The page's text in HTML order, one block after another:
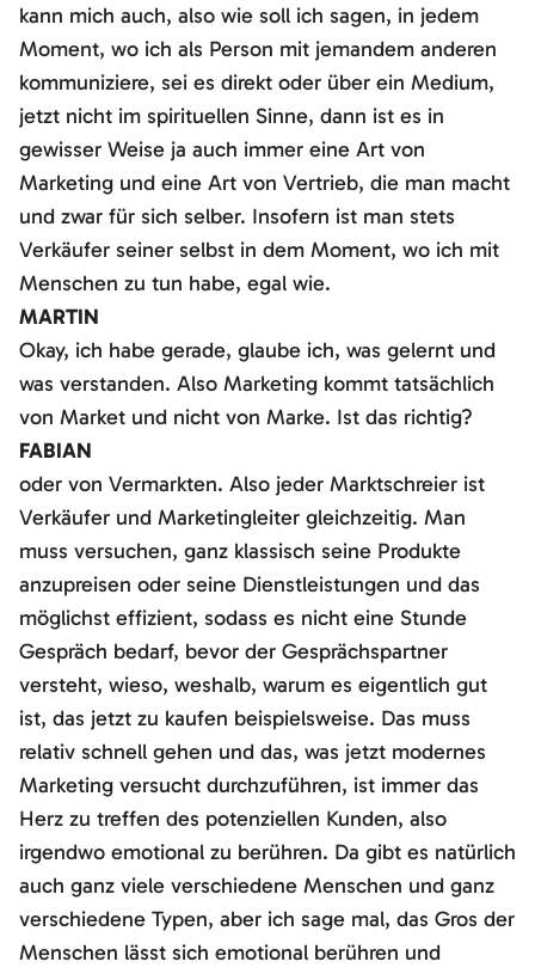
kann mich auch, also wie soll ich sagen, in jedem
Moment, wo ich als Person mit jemandem anderen
kommuniziere, sei es direkt oder über ein Medium,
jetzt nicht im spirituellen Sinne, dann ist es in
gewisser Weise ja auch immer eine Art von
Marketing und eine Art von Vertrieb, die man macht
und zwar für sich selber. Insofern ist man stets
Verkäufer seiner selbst in dem Moment, wo ich mit
Menschen zu tun habe, egal wie.
MARTIN
Okay, ich habe gerade, glaube ich, was gelernt und
was verstanden. Also Marketing kommt tatsächlich
von Market und nicht von Marke. Ist das richtig?
FABIAN
oder von Vermarkten. Also jeder Marktschreier ist
Verkäufer und Marketingleiter gleichzeitig. Man
muss versuchen, ganz klassisch seine Produkte
anzupreisen oder seine Dienstleistungen und das
möglichst effizient, sodass es nicht eine Stunde
Gespräch bedarf, bevor der Gesprächspartner
versteht, wieso, weshalb, warum es eigentlich gut
ist, das jetzt zu kaufen beispielsweise. Das muss
relativ schnell gehen und das, was jetzt modernes
Marketing versucht durchzuführen, ist immer das
Herz zu treffen des potenziellen Kunden, also
irgendwo emotional zu berühren. Da gibt es natürlich
auch ganz viele verschiedene Menschen und ganz
verschiedene Typen, aber ich sage mal, das Gros der
Menschen lässt sich emotional berühren und